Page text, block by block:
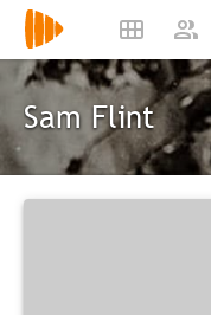
Sam Flint